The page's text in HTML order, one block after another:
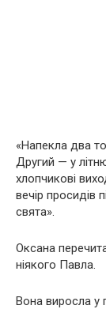
«Напекла два
Другий — у
хлопчикові
вечір просидів
свята».
Оксана
ніякого Павла.
Вона виросла у